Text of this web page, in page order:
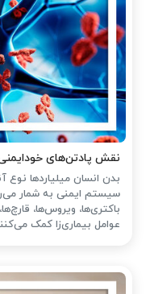
نقش پادتن‌های
بدن انسان میلیاردها
سیستم ایمنی به شمار
باکتری‌ها، ویروس‌ها،
عوامل بیماری‌زا کمک